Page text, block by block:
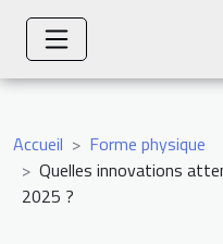
Accueil
Forme physique
Quelles innovations
2025 ?